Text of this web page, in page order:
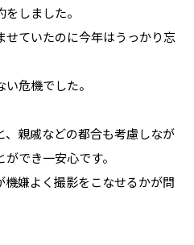
しました。
せていたのに今年はうっかり忘
危機でした。
親戚などの都合も考慮しなが
でき一安心です。
機嫌よく撮影をこなせるかが問